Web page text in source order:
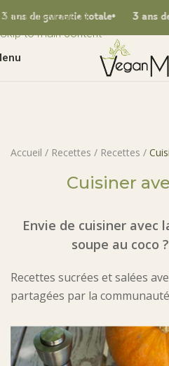
Skip to navigation
Skip to main content
3 ans de garantie totale
Accueil / Recettes / Recettes /
Cuisiner
Envie de cuisiner avec
soupe au coco
Recettes sucrées et salées
partagées par la